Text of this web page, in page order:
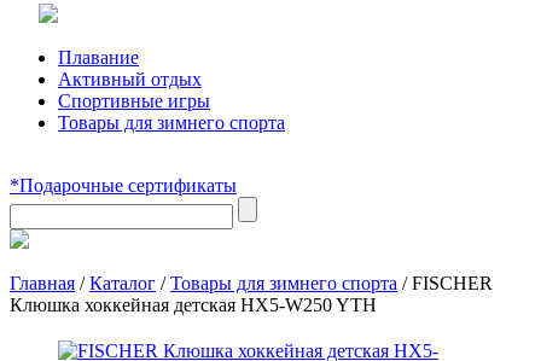
Плавание
Активный отдых
Спортивные игры
Товары для зимнего спорта
*Подарочные сертификаты
Главная /Каталог /Товары для зимнего спорта /FISCHER
Клюшка хоккейная детская HX5-W250 YTH